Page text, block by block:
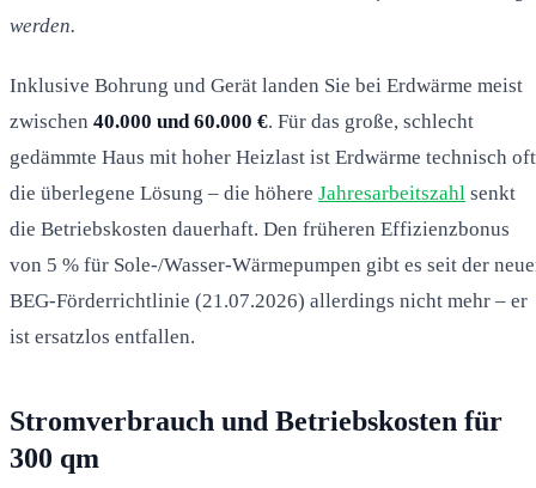
werden.
Inklusive Bohrung und Gerät landen Sie bei Erdwärme meist
zwischen 40.000 und 60.000 €. Für das große, schlecht
gedämmte Haus mit hoher Heizlast ist Erdwärme technisch oft
die überlegene Lösung – die höhere Jahresarbeitszahl senkt
die Betriebskosten dauerhaft. Den früheren Effizienzbonus
von 5 % für Sole-/Wasser-Wärmepumpen gibt es seit der
BEG-Förderrichtlinie (21.07.2026) allerdings nicht mehr – er
ist ersatzlos entfallen.
Stromverbrauch und Betriebskosten für
300 qm